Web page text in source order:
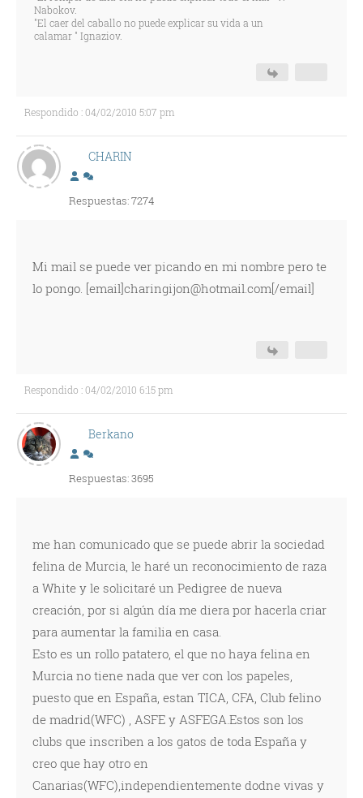
Nabokov.
"El caer del caballo no puede explicar su vida a un
calamar " Ignaziov.
Respondido : 04/02/2010 5:07 pm
CHARIN
Respuestas: 7274
Mi mail se puede ver picando en mi nombre pero te
lo pongo. [email]charingijon@hotmail.com[/email]
Respondido : 04/02/2010 6:15 pm
Berkano
Respuestas: 3695
me han comunicado que se puede abrir la sociedad
felina de Murcia, le haré un reconocimiento de raza
a White y le solicitaré un Pedigree de nueva
creación, por si algún día me diera por hacerla criar
para aumentar la familia en casa.
Esto es un rollo patatero, el que no haya felina en
Murcia no tiene nada que ver con los papeles,
puesto que en España, estan TICA, CFA, Club felino
de madrid(WFC) , ASFE y ASFEGA.Estos son los
clubs que inscriben a los gatos de toda España y
creo que hay otro en
Canarias(WFC),independientemente dodne vivas y